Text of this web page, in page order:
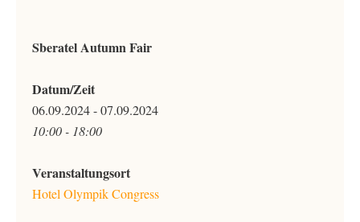
Sberatel Autumn Fair
Datum/Zeit
06.09.2024 - 07.09.2024
10:00 - 18:00
Veranstaltungsort
Hotel Olympik Congress